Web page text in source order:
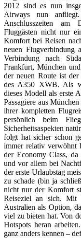
2012 sind es nun
Airways nun
Anschlusszeiten am
Fluggästen nicht nur
Komfort bei Reisen
neuen Flugverbindung
Verbindung nach
Frankfurt, München
der neuen Route ist
des A350 XWB. Als
dieses Modell als erste
Passagiere aus
ihrer kompletten
persönlich beim
Sicherheitsaspekten
folgt hat sicher schon
immer relativ verwöhnt
der Economy Class,
und vor allem bei
der erste Urlaubstag
zu schade (bin ja
nicht nur der Komfort
Reiseziel an sich. Mit
Australien als Option,
viel zu bieten hat. Von
Hotspots heran
ganz anders kennen –